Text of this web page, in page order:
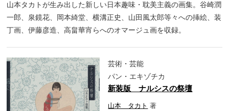
山本タカトが生み出した新しい日本趣味・耽美主義の画集。谷崎潤
一郎、泉鏡花、岡本綺堂、横溝正史、山田風太郎等々への挿絵、装
丁画、伊藤彦造、高畠華宵らへのオマージュ画を収録。
芸術・芸能
パン・エキゾチカ
新装版 ナルシスの祭壇
山本 タカト 著